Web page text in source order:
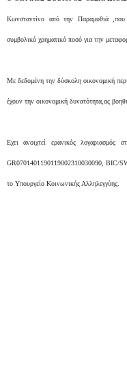
Κωνσταντίνο από την Παραμυθιά
συμβολικό χρηματικό ποσό για την
Με δεδομένη την δύσκολη οικονομική
έχουν την οικονομική δυνατότητα,ας
Εχει ανοιχτεί ερανικός
GR0701401190119002310030090, BIC/
το Υπουργείο Κοινωνικής Αλληλεγγύης.